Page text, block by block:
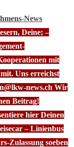
News
Deine; –
mit
Uns erreichst
news.ch Wir
Beitrag!
hier Deinen
– Linienbus
Zulassung soeben